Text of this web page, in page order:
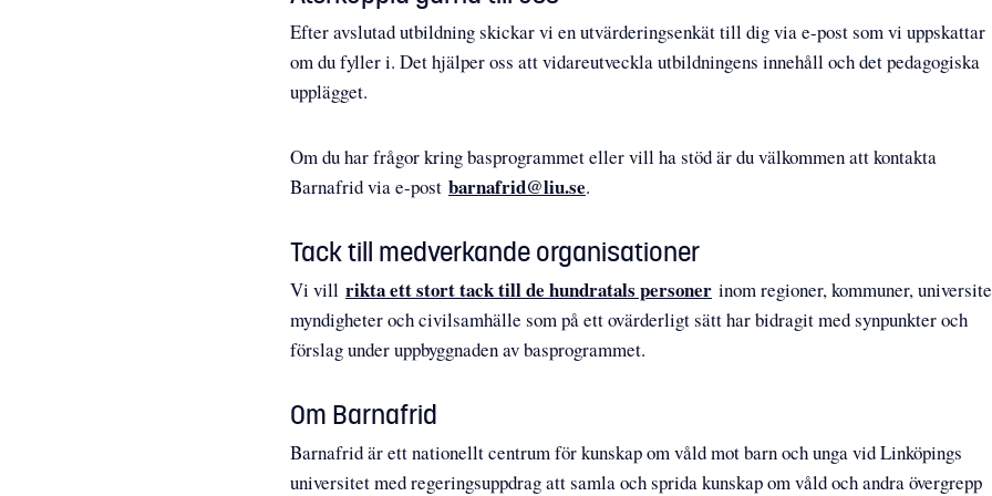
Efter avslutad utbildning skickar vi en utvärderingsenkät till dig via e-post som vi uppskattar
om du fyller i. Det hjälper oss att vidareutveckla utbildningens innehåll och det pedagogiska
upplägget.
Om du har frågor kring basprogrammet eller vill ha stöd är du välkommen att kontakta
Barnafrid via e-post barnafrid@liu.se.
Tack till medverkande organisationer
Vi vill rikta ett stort tack till de hundratals personerinom regioner, kommuner,
myndigheter och civilsamhälle som på ett ovärderligt sätt har bidragit med synpunkter och
förslag under uppbyggnaden av basprogrammet.
Om Barnafrid
Barnafrid är ett nationellt centrum för kunskap om våld mot barn och unga vid Linköpings
universitet med regeringsuppdrag att samla och sprida kunskap om våld och andra övergrepp